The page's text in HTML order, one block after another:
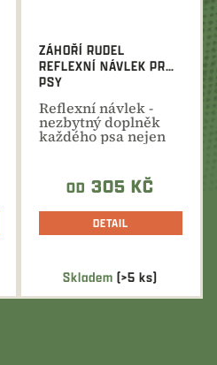
Skladem(>5 ks)
ZÁHOŘÍ RUDEL
REFLEXNÍ NÁVLEK PRO
PSY
Reflexní návlek -
nezbytný doplněk
každého psa nejen
pro společné lovecké
OD 305 KČ
DETAIL